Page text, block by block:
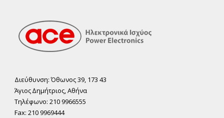
Διεύθυνση: Όθωνος 39, 173 43
Άγιος ∆ηµήτριος, Αθήνα
Τηλέφωνο: 210 9966555
Fax: 210 9969444